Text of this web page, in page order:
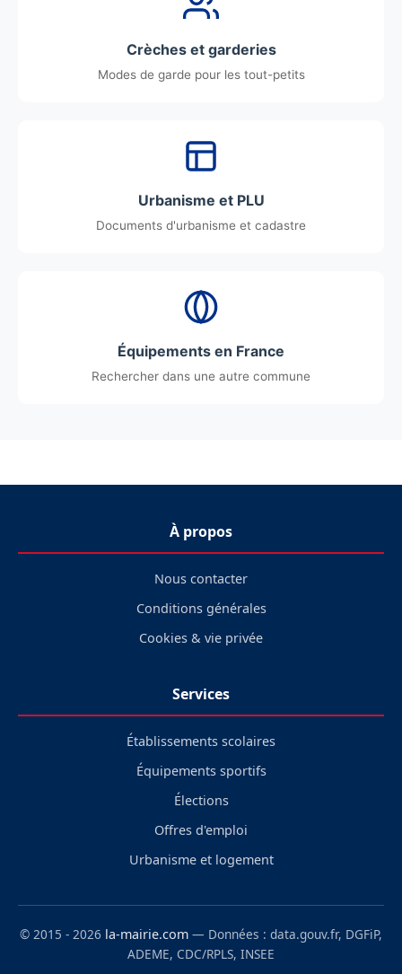
Crèches et garderies
Modes de garde pour les tout-petits
Urbanisme et PLU
Documents d'urbanisme et cadastre
Équipements en France
Rechercher dans une autre commune
À propos
Nous contacter
Conditions générales
Cookies & vie privée
Services
Établissements scolaires
Équipements sportifs
Élections
Offres d'emploi
Urbanisme et logement
© 2015 - 2026 la-mairie.com — Données : data.gouv.fr, DGFiP,
ADEME, CDC/RPLS, INSEE